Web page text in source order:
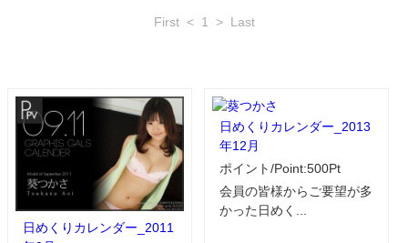
First < 1 > Last
日めくりカレンダー_2011
日めくりカレンダー_2013
年12月
ポイント/Point:500Pt
会員の皆様からご要望が多
かった日めく...